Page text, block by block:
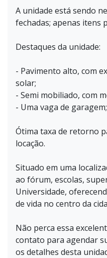
A unidade está sendo
fechadas; apenas itens
Destaques da unidade:
- Pavimento alto, com
solar;
- Semi mobiliado, com
- Uma vaga de garagem;
Ótima taxa de retorno
locação.
Situado em uma
ao fórum, escolas,
Universidade,
de vida no centro da
Não perca essa
contato para agendar
os detalhes desta